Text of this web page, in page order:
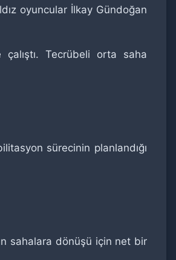
oyuncular İlkay Gündoğan
çalıştı. Tecrübeli orta saha
sürecinin planlandığı
sahalara dönüşü için net bir